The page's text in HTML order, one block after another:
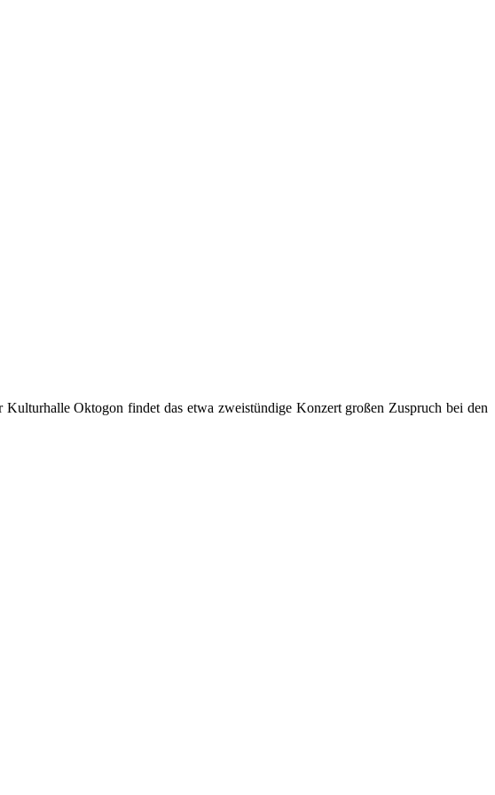
Oktogon findet das etwa zweistündige Konzert großen Zuspruch bei den